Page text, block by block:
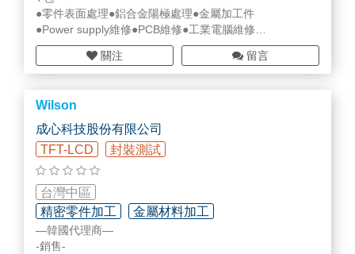
●零件表面處理●鋁合金陽極處理●金屬加工件
●Power supply維修●PCB維修●工業電腦維修
●電控產品、停產品協尋
http://wpweipower.com/
關注 留言
Wilson
成心科技股份有限公司
TFT-LCD
封裝測試
台灣中區
精密零件加工
金屬材料加工
精密清洗/表面處理/翻修加工
—韓國代理商—
-銷售-